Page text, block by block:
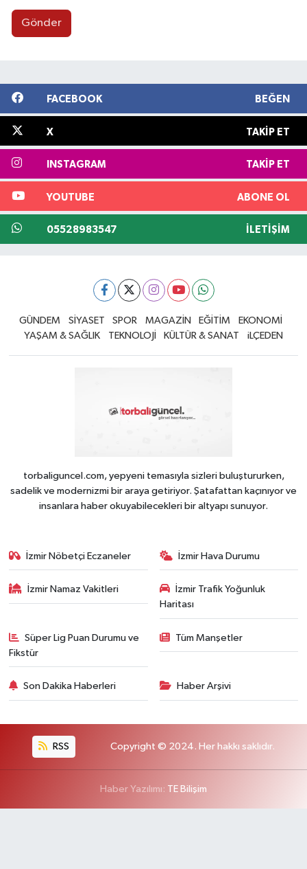
Gönder
FACEBOOK BEĞEN
X TAKIP ET
INSTAGRAM TAKIP ET
YOUTUBE ABONE OL
05528983547 İLETIŞIM
GÜNDEM SİYASET SPOR MAGAZİN EĞİTİM
EKONOMİ
YAŞAM & SAĞLIK
TEKNOLOJİ KÜLTÜR & SANAT iLÇEDEN
torbaliguncel.com, yepyeni temasıyla sizleri buluştururken,
sadelik ve modernizmi bir araya getiriyor. Şatafattan kaçınıyor ve
insanlara haber okuyabilecekleri bir altyapı sunuyor.
İzmir Nöbetçi Eczaneler İzmir Hava Durumu
İzmir Namaz Vakitleri
İzmir Trafik Yoğunluk
Haritası
Süper Lig Puan Durumu ve
Fikstür
Tüm Manşetler
Son Dakika Haberleri Haber Arşivi
RSS Copyright © 2024. Her hakkı saklıdır.
Haber Yazılımı: TE Bilişim